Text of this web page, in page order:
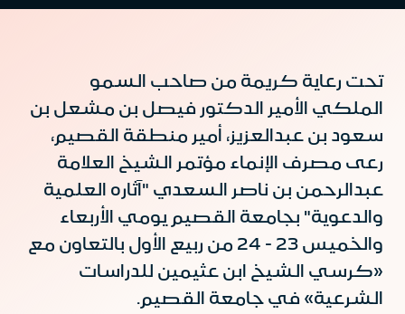
تحت رعاية كريمة من صاحب السمو
الملكي الأمير الدكتور فيصل بن مشعل بن
سعود بن عبدالعزيز، أمير منطقة القصيم،
رعى مصرف الإنماء مؤتمر الشيخ العلامة
عبدالرحمن بن ناصر السعدي "آثاره العلمية
والدعوية" بجامعة القصيم يومي الأربعاء
والخميس 23 - 24 من ربيع الأول بالتعاون مع
«كرسي الشيخ ابن عثيمين للدراسات
الشرعية» في جامعة القصيم.